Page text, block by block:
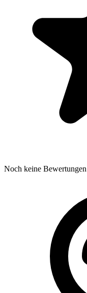
Noch keine Bewertungen